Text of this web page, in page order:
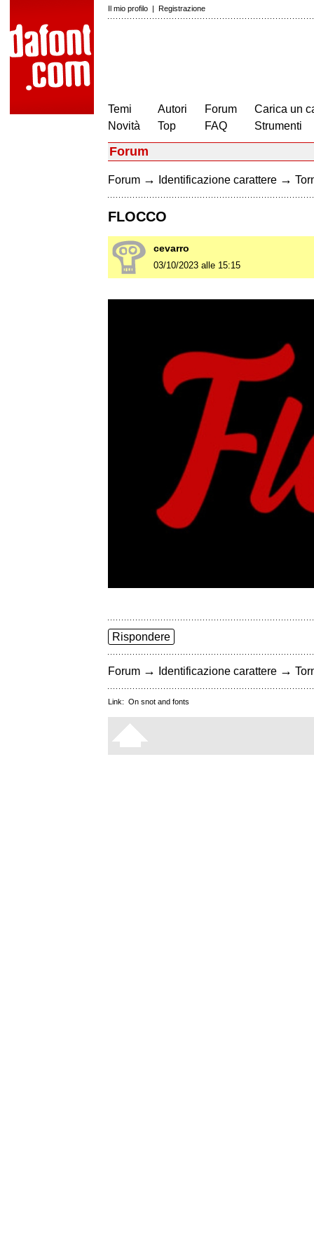
Il mio profilo | Registrazione
Temi
Novità
Autori
Top
Forum
FAQ
Carica un
Strumenti
Forum
Forum → Identificazione carattere →
FLOCCO
cevarro
03/10/2023 alle 15:15
Rispondere
Forum → Identificazione carattere →
Link: On snot and fonts